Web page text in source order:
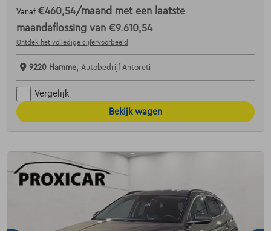
Vanaf €460,54/maand met een laatste
maandaflossing van €9.610,54
Ontdek het volledige cijfervoorbeeld
9220 Hamme, Autobedrijf Antoreti
Vergelijk
Bekijk wagen